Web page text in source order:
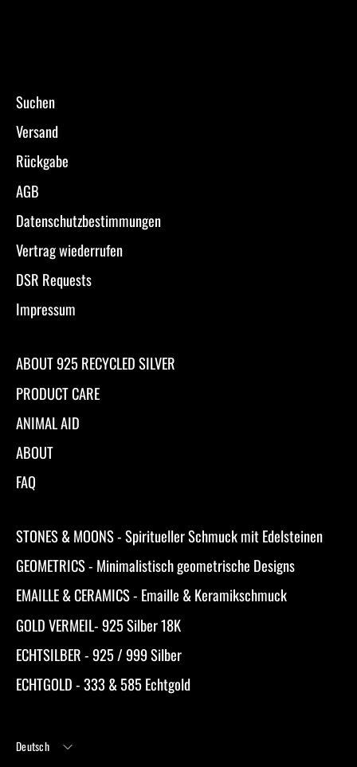
Suchen
Versand
Rückgabe
AGB
Datenschutzbestimmungen
Vertrag wiederrufen
DSR Requests
Impressum
ABOUT 925 RECYCLED SILVER
PRODUCT CARE
ANIMAL AID
ABOUT
FAQ
STONES & MOONS - Spiritueller Schmuck mit Edelsteinen
GEOMETRICS - Minimalistisch geometrische Designs
EMAILLE & CERAMICS - Emaille & Keramikschmuck
GOLD VERMEIL- 925 Silber 18K
ECHTSILBER - 925 / 999 Silber
ECHTGOLD - 333 & 585 Echtgold
Sprache
Deutsch